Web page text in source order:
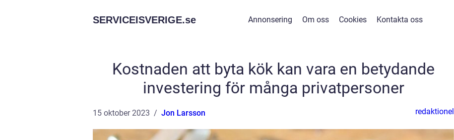
SERVICEISVERIGE.se Annonsering Om oss Cookies Kontakta oss
Kostnaden att byta kök kan vara en betydande
investering för många privatpersoner
15 oktober 2023 Jon Larsson redaktionel